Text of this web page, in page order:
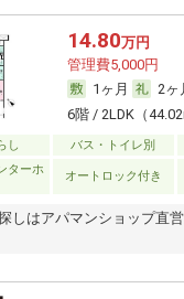
14.80万円
管理費5,000円
1ヶ月
2ヶ
6階 / 2LDK（
し バス・トイレ別
ターホ
オートロック付き
しはアパマンショップ直